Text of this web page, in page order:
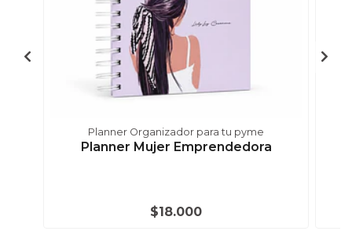
Planner Organizador para tu pyme
Planner Mujer Emprendedora
$18.000